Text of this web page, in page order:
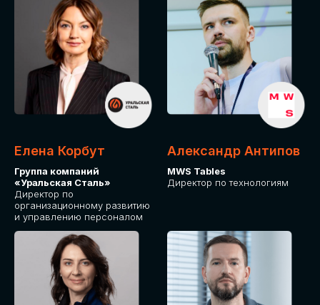
Елена Корбут
Группа компаний
«Уральская Сталь»
Директор по
организационному развитию
и управлению персоналом
Александр Антипов
MWS Tables
Директор по технологиям
СТАТЬ
СПИКЕРОМ
IT Solutions for Business